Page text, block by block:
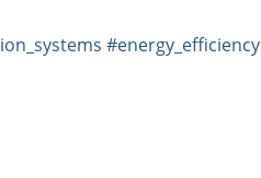
#energy_efficiency